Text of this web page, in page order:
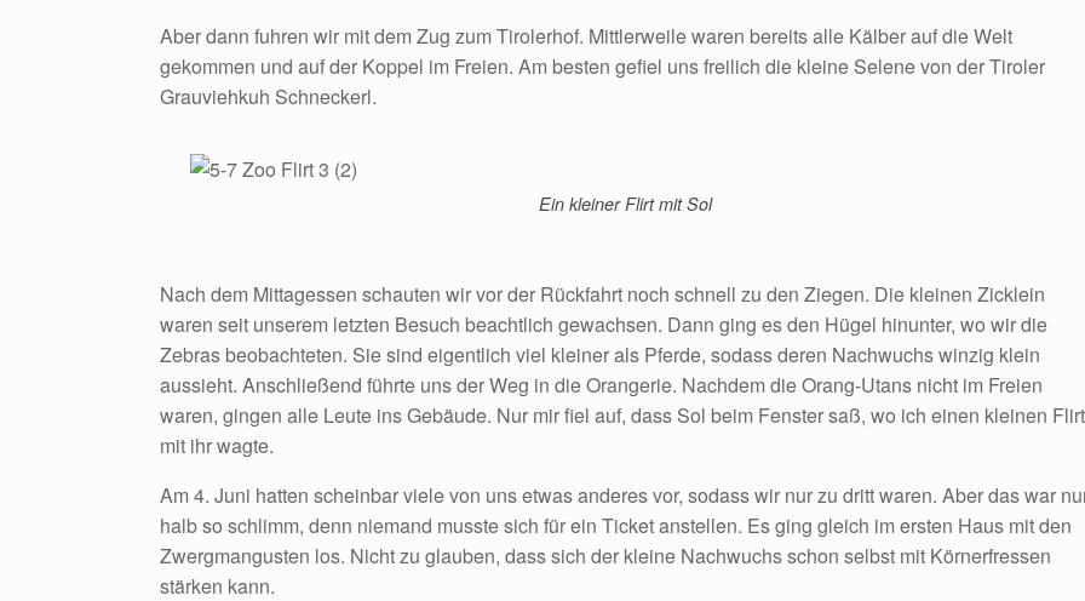
Aber dann fuhren wir mit dem Zug zum Tirolerhof. Mittlerweile waren bereits alle Kälber auf die Welt
gekommen und auf der Koppel im Freien. Am besten gefiel uns freilich die kleine Selene von der Tiroler
Grauviehkuh Schneckerl.
Ein kleiner Flirt mit Sol
Nach dem Mittagessen schauten wir vor der Rückfahrt noch schnell zu den Ziegen. Die kleinen Zicklein
waren seit unserem letzten Besuch beachtlich gewachsen. Dann ging es den Hügel hinunter, wo wir die
Zebras beobachteten. Sie sind eigentlich viel kleiner als Pferde, sodass deren Nachwuchs winzig klein
aussieht. Anschließend führte uns der Weg in die Orangerie. Nachdem die Orang-Utans nicht im Freien
waren, gingen alle Leute ins Gebäude. Nur mir fiel auf, dass Sol beim Fenster saß, wo ich einen kleinen Flirt
mit ihr wagte.
Am 4. Juni hatten scheinbar viele von uns etwas anderes vor, sodass wir nur zu dritt waren. Aber das war
halb so schlimm, denn niemand musste sich für ein Ticket anstellen. Es ging gleich im ersten Haus mit den
Zwergmangusten los. Nicht zu glauben, dass sich der kleine Nachwuchs schon selbst mit Körnerfressen
stärken kann.